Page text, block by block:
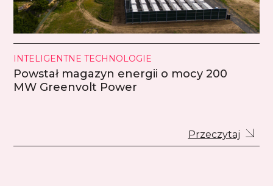
INTELIGENTNE TECHNOLOGIE
Powstał magazyn energii o mocy 200
MW Greenvolt Power
Przeczytaj